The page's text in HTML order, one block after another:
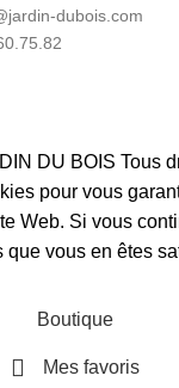
dubois.com
DU BOIS Tous
pour vous
Web. Si vous
vous en êtes
Boutique
Mes favoris